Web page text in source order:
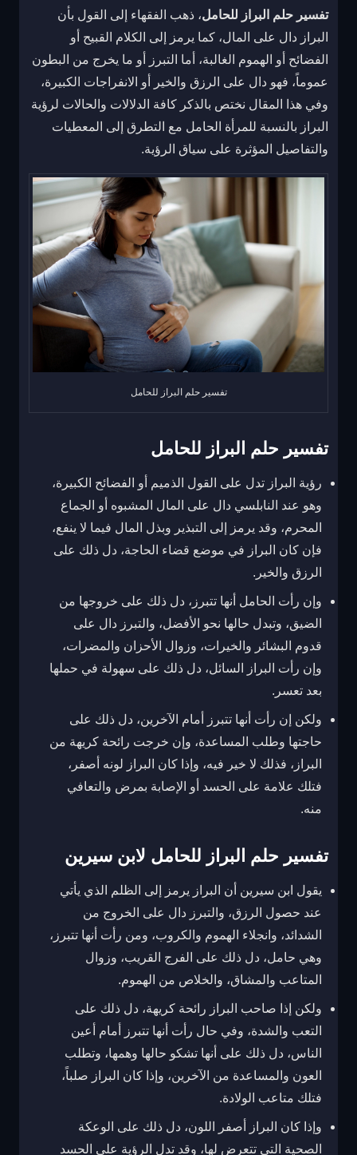
تفسير حلم البراز للحامل، ذهب الفقهاء إلى القول بأن
البراز دال على المال، كما يرمز إلى الكلام القبيح أو
الفضائح أو الهموم الغالبة، أما التبرز أو ما يخرج من البطون
عموماً، فهو دال على الرزق والخير أو الانفراجات الكبيرة،
وفي هذا المقال نختص بالذكر كافة الدلالات والحالات لرؤية
البراز بالنسبة للمرأة الحامل مع التطرق إلى المعطيات
والتفاصيل المؤثرة على سياق الرؤية.
تفسير حلم البراز للحامل
تفسير حلم البراز للحامل
رؤية البراز تدل على القول الذميم أو الفضائح الكبيرة،
وهو عند النابلسي دال على المال المشبوه أو الجماع
المحرم، وقد يرمز إلى التبذير وبذل المال فيما لا ينفع،
فإن كان البراز في موضع قضاء الحاجة، دل ذلك على
الرزق والخير.
وإن رأت الحامل أنها تتبرز، دل ذلك على خروجها من
الضيق، وتبدل حالها نحو الأفضل، والتبرز دال على
قدوم البشائر والخيرات، وزوال الأحزان والمضرات،
وإن رأت البراز السائل، دل ذلك على سهولة في حملها
بعد تعسر.
ولكن إن رأت أنها تتبرز أمام الآخرين، دل ذلك على
حاجتها وطلب المساعدة، وإن خرجت رائحة كريهة من
البراز، فذلك لا خير فيه، وإذا كان البراز لونه أصفر،
فتلك علامة على الحسد أو الإصابة بمرض والتعافي
منه.
تفسير حلم البراز للحامل لابن سيرين
يقول ابن سيرين أن البراز يرمز إلى الظلم الذي يأتي
عند حصول الرزق، والتبرز دال على الخروج من
الشدائد، وانجلاء الهموم والكروب، ومن رأت أنها تتبرز،
وهي حامل، دل ذلك على الفرج القريب، وزوال
المتاعب والمشاق، والخلاص من الهموم.
ولكن إذا صاحب البراز رائحة كريهة، دل ذلك على
التعب والشدة، وفي حال رأت أنها تتبرز أمام أعين
الناس، دل ذلك على أنها تشكو حالها وهمها، وتطلب
العون والمساعدة من الآخرين، وإذا كان البراز صلباً،
فتلك متاعب الولادة.
وإذا كان البراز أصفر اللون، دل ذلك على الوعكة
الصحية التي تتعرض لها، وقد تدل الرؤية على الحسد